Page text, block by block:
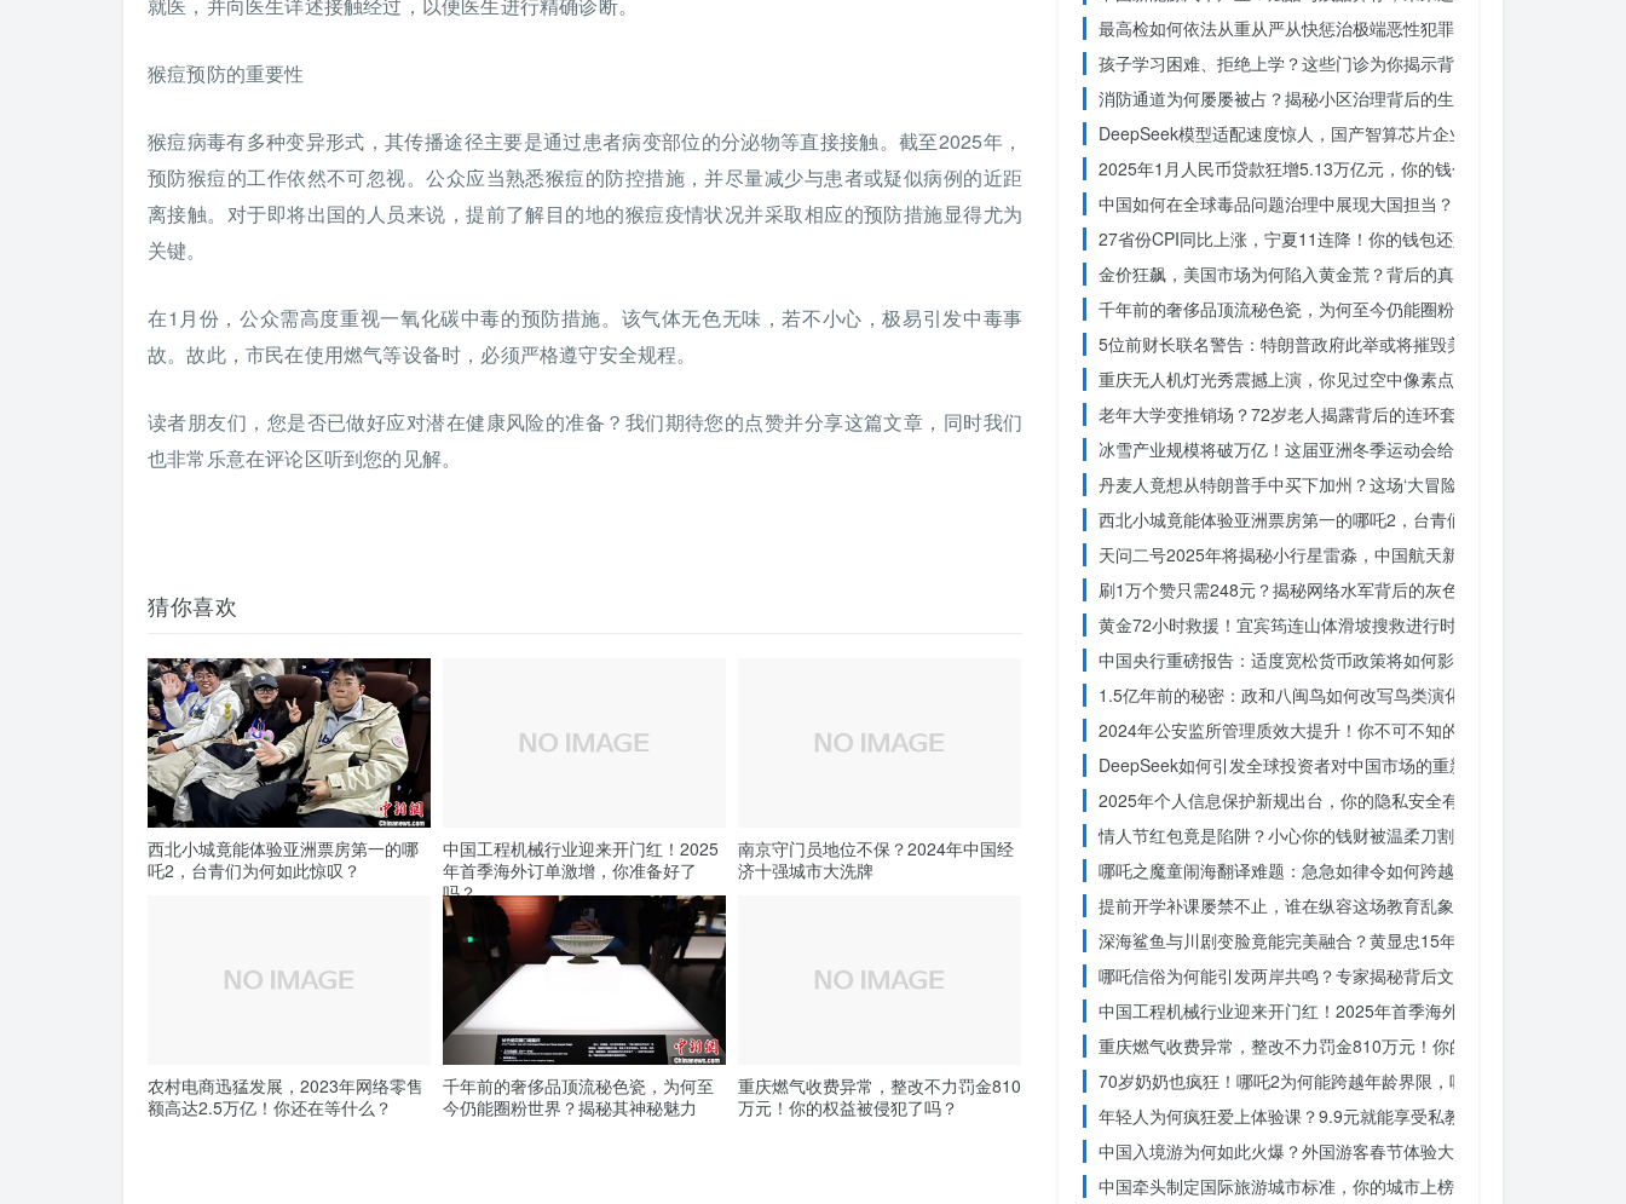
猴痘预防的重要性
猴痘病毒有多种变异形式，其传播途径主要是通过患者病变部位的分泌物等直接接触。截至2025年，
预防猴痘的工作依然不可忽视。公众应当熟悉猴痘的防控措施，并尽量减少与患者或疑似病例的近距
离接触。对于即将出国的人员来说，提前了解目的地的猴痘疫情状况并采取相应的预防措施显得尤为
关键。
在1月份，公众需高度重视一氧化碳中毒的预防措施。该气体无色无味，若不小心，极易引发中毒事
故。故此，市民在使用燃气等设备时，必须严格遵守安全规程。
读者朋友们，您是否已做好应对潜在健康风险的准备？我们期待您的点赞并分享这篇文章，同时我们
也非常乐意在评论区听到您的见解。
猜你喜欢
西北小城竟能体验亚洲票房第一的哪
吒2，台青们为何如此惊叹？
中国工程机械行业迎来开门红！2025
年首季海外订单激增，你准备好了
吗？
南京守门员地位不保？2024年中国经
济十强城市大洗牌
农村电商迅猛发展，2023年网络零售
额高达2.5万亿！你还在等什么？
千年前的奢侈品顶流秘色瓷，为何至
今仍能圈粉世界？揭秘其神秘魅力
重庆燃气收费异常，整改不力罚金810
万元！你的权益被侵犯了吗？
最高检如何依法从重从严从快惩治极端恶性犯罪？揭秘重大案件背后
孩子学习困难、拒绝上学？这些门诊为你揭示背后的真相
消防通道为何屡屡被占？揭秘小区治理背后的生命线危机
DeepSeek模型适配速度惊人，国产智算芯片企业仅用一周完成！未
2025年1月人民币贷款狂增5.13万亿元，你的钱包准备好了吗？
中国如何在全球毒品问题治理中展现大国担当？揭秘中国方案的独特
27省份CPI同比上涨，宁夏11连降！你的钱包还好吗？
金价狂飙，美国市场为何陷入黄金荒？背后的真相令人
千年前的奢侈品顶流秘色瓷，为何至今仍能圈粉世界？揭秘其神秘魅力
5位前财长联名警告：特朗普政府此举或将摧毁美国信誉？
重庆无人机灯光秀震撼上演，你见过空中像素点的奇迹吗？
老年大学变推销场？72岁老人揭露背后的连环套
冰雪产业规模将破万亿！这届亚洲冬季运动会给浙江企业带来哪些商
丹麦人竟想从特朗普手中买下加州？这场‘大冒险’背后藏着什么秘密
西北小城竟能体验亚洲票房第一的哪吒2，台青们为何如此惊叹？
天问二号2025年将揭秘小行星雷淼，中国航天新时代即将开启
刷1万个赞只需248元？揭秘网络水军背后的灰色产业链
黄金72小时救援！宜宾筠连山体滑坡搜救进行时，无人机遥感技术助力
中国央行重磅报告：适度宽松货币政策将如何影响你的消费？
1.5亿年前的秘密：政和八闽鸟如何改写鸟类演化历史？
2024年公安监所管理质效大提升！你不可不知的法治文明新举措
DeepSeek如何引发全球投资者对中国市场的重新评估？
2025年个人信息保护新规出台，你的隐私安全有保障了吗？
情人节红包竟是陷阱？小心你的钱财被温柔刀割走
哪吒之魔童闹海翻译难题：急急如律令如何跨越文化鸿沟？
提前开学补课屡禁不止，谁在纵容这场教育乱象？
深海鲨鱼与川剧变脸竟能完美融合？黄显忠15年水下默剧惊艳全场
哪吒信俗为何能引发两岸共鸣？专家揭秘背后文化符号的力量
中国工程机械行业迎来开门红！2025年首季海外订单激增，你准备好
重庆燃气收费异常，整改不力罚金810万元！你的权益被侵犯了吗？
70岁奶奶也疯狂！哪吒2为何能跨越年龄界限，吸引全民观影？
年轻人为何疯狂爱上体验课？9.9元就能享受私教课的秘密
中国入境游为何如此火爆？外国游客春节体验大揭秘
中国牵头制定国际旅游城市标准，你的城市上榜了吗？